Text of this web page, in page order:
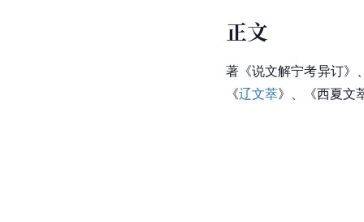
正文
著《说文解宁考异订》
《辽文萃》、《西夏文